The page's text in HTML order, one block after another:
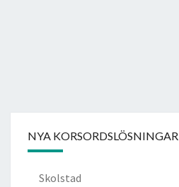
NYA KORSORDSLÖSNINGAR
Skolstad